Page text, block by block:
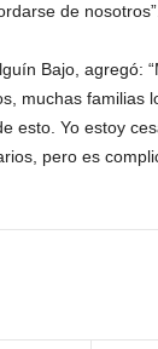
de nosotros”.
Bajo, agregó:
muchas familias
esto. Yo estoy
pero es